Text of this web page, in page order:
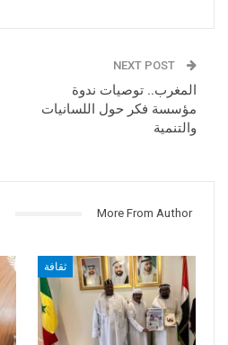
NEXT POST
المغرب.. توصيات ندوة
مؤسسة فكر حول اللسانيات
والتنمية
More From Author
ثقافة